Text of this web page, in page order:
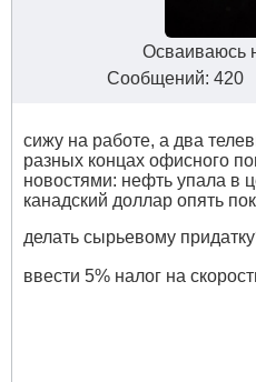
Осваиваюсь
Сообщений: 420
сижу на работе, а два
разных концах офисного
новостями: нефть упала в
канадский доллар опять
делать сырьевому
ввести 5% налог на